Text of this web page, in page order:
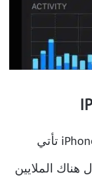
على الرغم من أن أحدث طرازات iPhone تأتي
يزال هناك الملايين